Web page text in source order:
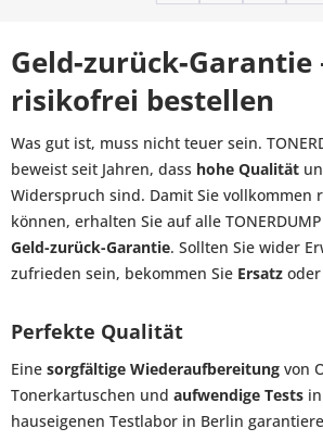
Geld‑zurück‑Garantie
risikofrei bestellen
Was gut ist, muss nicht teuer sein.
beweist seit Jahren, dass hohe Qualität
Widerspruch sind. Damit Sie vollkommen
können, erhalten Sie auf alle
Geld-zurück-Garantie. Sollten Sie wider
zufrieden sein, bekommen Sie Ersatz oder
Perfekte Qualität
Eine sorgfältige Wiederaufbereitung von
Tonerkartuschen und aufwendige Tests
hauseigenen Testlabor in Berlin